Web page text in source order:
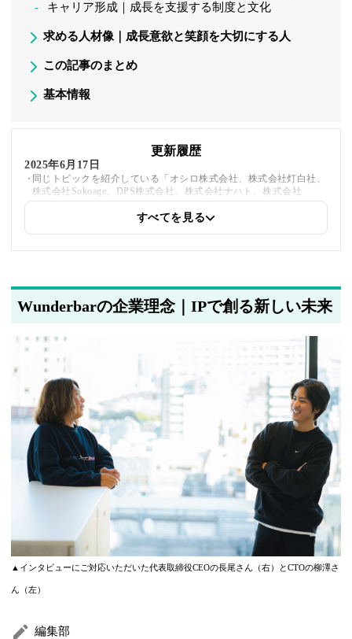
キャリア形成｜成長を支援する制度と文化
求める人材像｜成長意欲と笑顔を大切にする人
この記事のまとめ
基本情報
更新履歴
2025年6月17日
同じトピックを紹介している「オシロ株式会社、株式会社灯白社、
株式会社Sokoage、DPS株式会社、株式会社ナハト、株式会社
Momentum Youth」への内部リンクを追加しました
すべてを見る
Wunderbarの企業理念｜IPで創る新しい未来
▲インタビューにご対応いただいた代表取締役CEOの長尾さん（右）とCTOの柳澤さ
ん（左）
編集部